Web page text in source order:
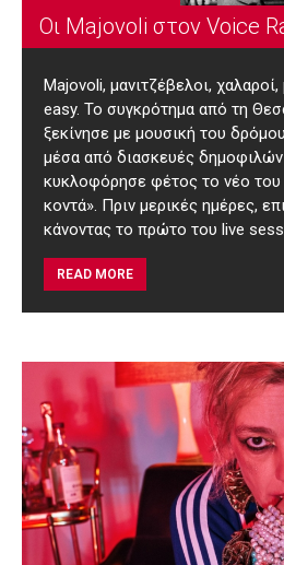
Οι Majovoli στον Voice
Majovoli, μανιτζέβελοι,
easy. Το συγκρότημα από τη
ξεκίνησε με μουσική του
μέσα από διασκευές
κυκλοφόρησε φέτος το νέο του
κοντά». Πριν μερικές ημέρες,
κάνοντας το πρώτο του live
READ MORE